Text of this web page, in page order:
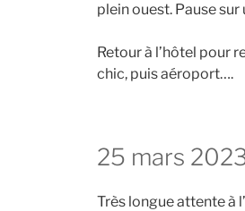
plein ouest. Pause
Retour à l’hôtel pour
chic, puis aéroport….
25 mars
Très longue attente à